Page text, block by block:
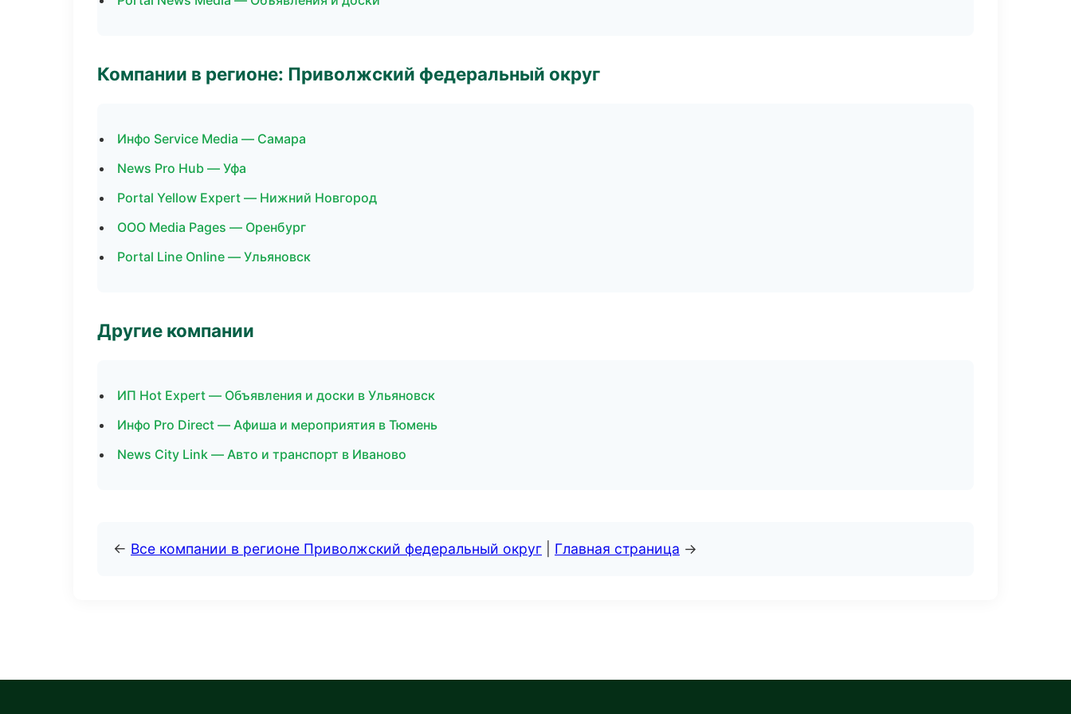
Компании в регионе: Приволжский федеральный округ
Инфо Service Media — Самара
News Pro Hub — Уфа
Portal Yellow Expert — Нижний Новгород
ООО Media Pages — Оренбург
Portal Line Online — Ульяновск
Другие компании
ИП Hot Expert — Объявления и доски в Ульяновск
Инфо Pro Direct — Афиша и мероприятия в Тюмень
News City Link — Авто и транспорт в Иваново
← Все компании в регионе Приволжский федеральный округ Главная страница →